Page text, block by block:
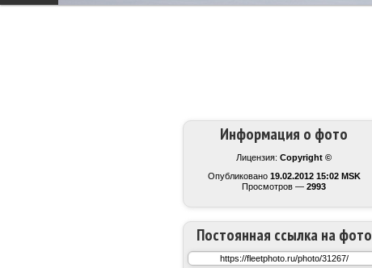
Информация о фото
Лицензия: Copyright ©
Опубликовано 19.02.2012 15:02 MSK
Просмотров — 2993
Постоянная ссылка на фото